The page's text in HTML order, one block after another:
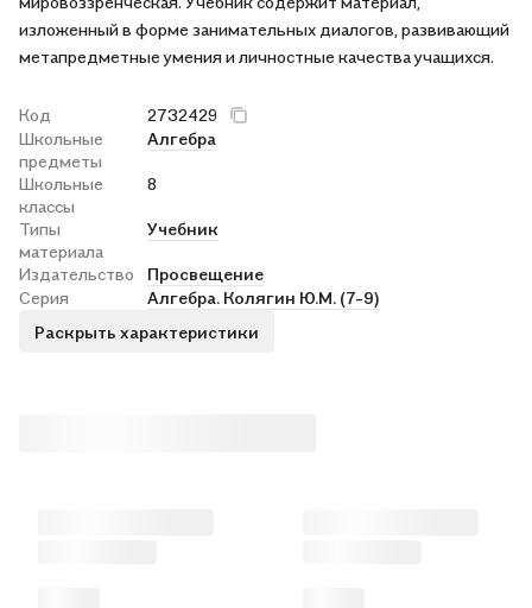
изложенный в форме занимательных диалогов, развивающий
метапредметные умения и личностные качества учащихся.
Код
2732429
Школьные
предметы
Алгебра
Школьные
классы
8
Типы
материала
Учебник
Издательство
Просвещение
Серия
Алгебра. Колягин Ю.М. (7-9)
Раскрыть характеристики